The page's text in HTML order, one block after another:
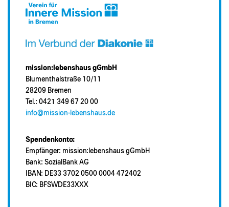
mission:lebenshaus gGmbH
Blumenthalstraße 10/11
28209 Bremen
Tel.: 0421 349 67 20 00
info@mission-lebenshaus.de
Spendenkonto:
Empfänger: mission:lebenshaus gGmbH
Bank: SozialBank AG
IBAN: DE33 3702 0500 0004 472402
BIC: BFSWDE33XXX